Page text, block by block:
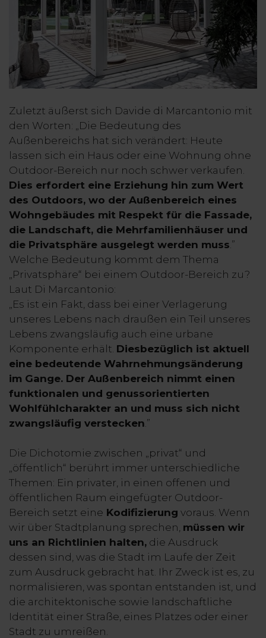
Zuletzt äußerst sich Davide di Marcantonio mit
den Worten: „Die Bedeutung des
Außenbereichs hat sich verändert: Heute
lassen sich ein Haus oder eine Wohnung ohne
Outdoor-Bereich nur noch schwer verkaufen.
Dies erfordert eine Erziehung hin zum Wert
des Outdoors, wo der Außenbereich eines
Wohngebäudes mit Respekt für die Fassade,
die Landschaft, die Mehrfamilienhäuser und
die Privatsphäre ausgelegt werden muss .”
Welche Bedeutung kommt dem Thema
„Privatsphäre“ bei einem Outdoor-Bereich zu?
Laut Di Marcantonio:
„Es ist ein Fakt, dass bei einer Verlagerung
unseres Lebens nach draußen ein Teil unseres
Lebens zwangsläufig auch eine urbane
Komponente erhält. Diesbezüglich ist aktuell
eine bedeutende Wahrnehmungsänderung
im Gange. Der Außenbereich nimmt einen
funktionalen und genussorientierten
Wohlfühlcharakter an und muss sich nicht
zwangsläufig verstecken .”
Die Dichotomie zwischen „privat“ und
„öffentlich“ berührt immer unterschiedliche
Themen: Ein privater, in einen offenen und
öffentlichen Raum eingefügter Outdoor-
Bereich setzt eine Kodifizierung voraus. Wenn
wir über Stadtplanung sprechen, müssen wir
uns an Richtlinien halten, die Ausdruck
dessen sind, was die Stadt im Laufe der Zeit
zum Ausdruck gebracht hat. Ihr Zweck ist es, zu
normalisieren, was spontan entstanden ist, und
die architektonische sowie landschaftliche
Identität einer Straße, eines Platzes oder einer
Stadt zu umreißen.